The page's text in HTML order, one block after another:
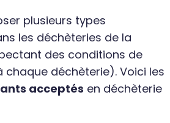
plusieurs types
les déchèteries de la
des conditions de
chaque déchèterie). Voici les
acceptés en déchèterie